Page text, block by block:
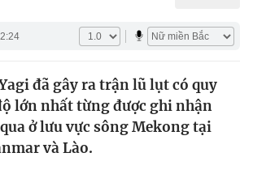
tế
2:24
đã gây ra trận lũ lụt có quy
lớn nhất từng được ghi nhận
ở lưu vực sông Mekong tại
và Lào.